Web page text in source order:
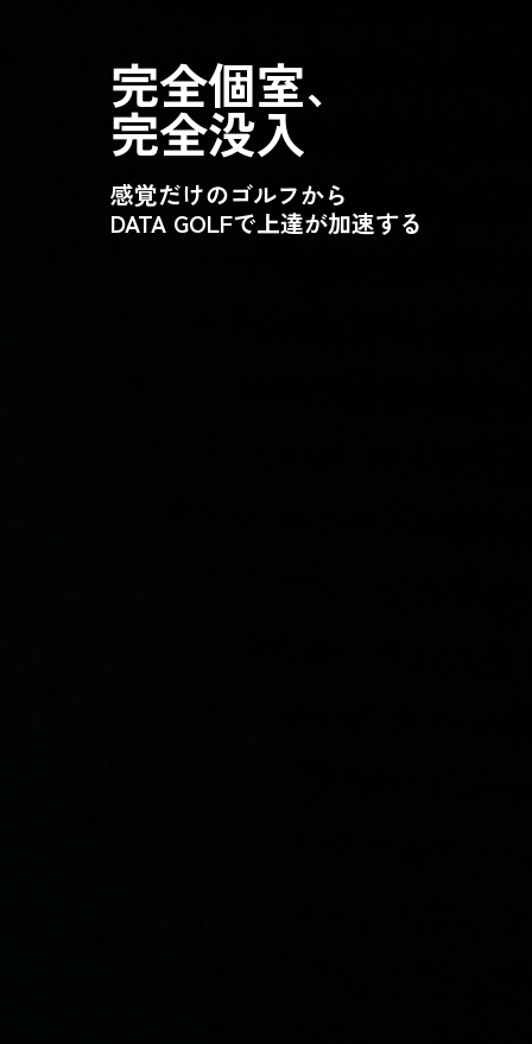
完全個室、
完全没入
感覚だけのゴルフから
DATA GOLFで上達が加速する